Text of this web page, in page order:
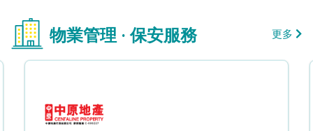
物業管理 · 保安服務 更多